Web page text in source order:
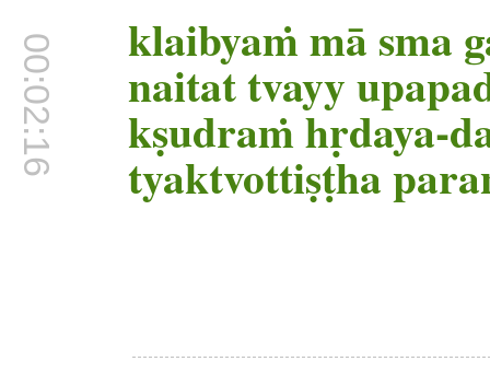
00:02:16 klaibyaṁ mā sma
naitat tvayy
kṣudraṁ hṛdaya-
tyaktvottiṣṭha